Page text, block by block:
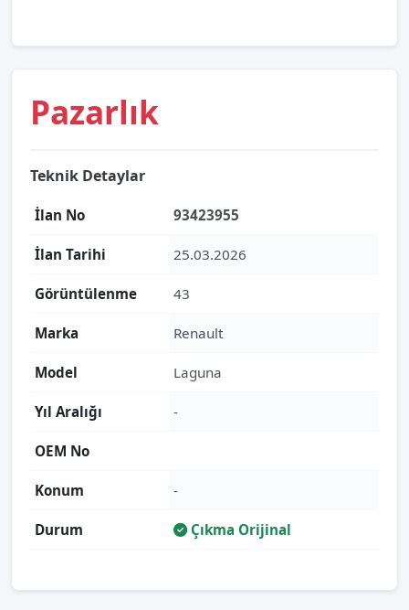
Pazarlık
Teknik Detaylar
İlan No 93423955
İlan Tarihi 25.03.2026
Görüntülenme 43
Marka Renault
Model Laguna
Yıl Aralığı -
OEM No
Konum -
Durum Çıkma Orijinal